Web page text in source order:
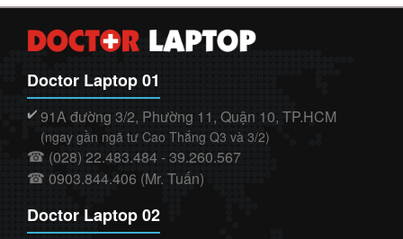
Doctor Laptop 01
✔️ 91A đường 3/2, Phường 11, Quận 10, TP.HCM
(ngay gần ngã tư Cao Thắng Q3 và 3/2)
☎ (028) 22.483.484 - 39.260.567
☎ 0903.844.406 (Mr. Tuấn)
Doctor Laptop 02